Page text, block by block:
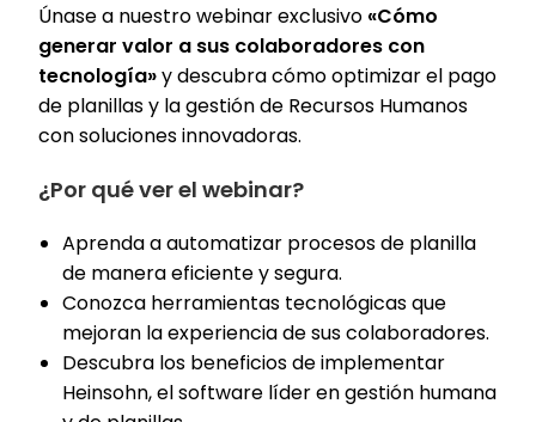
Únase a nuestro webinar exclusivo «Cómo
generar valor a sus colaboradores con
tecnología»y descubra cómo optimizar el pago
de planillas y la gestión de Recursos Humanos
con soluciones innovadoras.
¿Por qué ver el webinar?
Aprenda a automatizar procesos de planilla
de manera eficiente y segura.
Conozca herramientas tecnológicas que
mejoran la experiencia de sus colaboradores.
Descubra los beneficios de implementar
Heinsohn, el software líder en gestión humana